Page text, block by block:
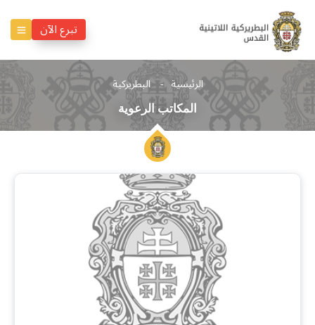
تبرع الآن
الرئيسية البطريركية
المكاتب الرعوية